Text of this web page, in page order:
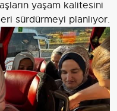
yaşam kalitesini
sürdürmeyi planlıyor.